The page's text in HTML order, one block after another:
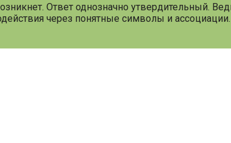
Ответ однозначно утвердительный.
через понятные символы и ассоциации.